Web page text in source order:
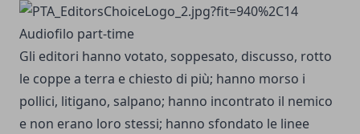
Audiofilo part-time
Gli editori hanno votato, soppesato, discusso, rotto
le coppe a terra e chiesto di più; hanno morso i
pollici, litigano, salpano; hanno incontrato il nemico
e non erano loro stessi; hanno sfondato le linee